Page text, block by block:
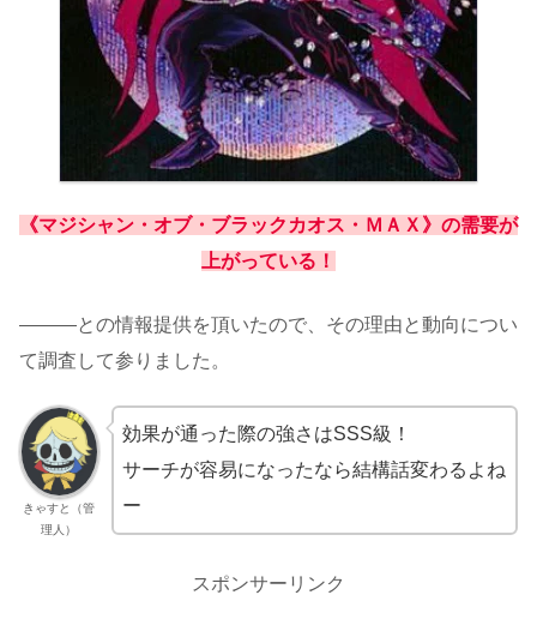
《マジシャン・オブ・ブラックカオス・ＭＡＸ》の需要が
上がっている！
―――との情報提供を頂いたので、その理由と動向につい
て調査して参りました。
きゃすと（管
理人）
効果が通った際の強さはSSS級！
サーチが容易になったなら結構話変わるよね
ー
スポンサーリンク